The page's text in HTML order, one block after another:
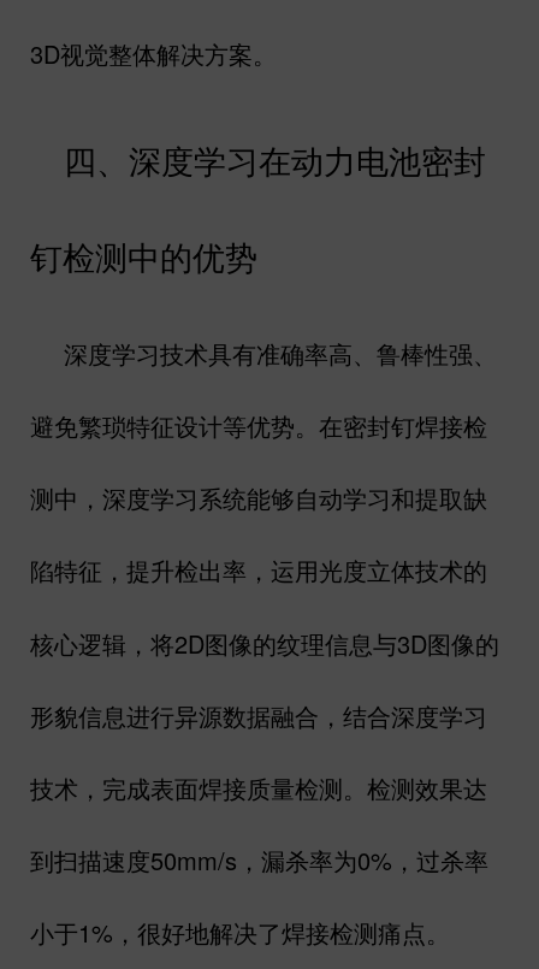
3D视觉整体解决方案。
四、深度学习在动力电池密封
钉检测中的优势
深度学习技术具有准确率高、鲁棒性强、
避免繁琐特征设计等优势。在密封钉焊接检
测中，深度学习系统能够自动学习和提取缺
陷特征，提升检出率 ，运用光度立体技术的
核心逻辑，将2D图像的纹理信息与3D图像的
形貌信息进行异源数据融合，结合深度学习
技术，完成表面焊接质量检测。检测效果达
到扫描速度50mm/s ，漏杀率为0% ，过杀率
小于1% ，很好地解决了焊接检测痛点。